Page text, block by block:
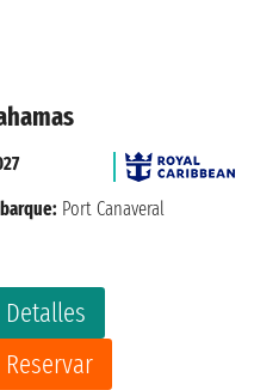
Detalles
Reservar
Port Canaveral